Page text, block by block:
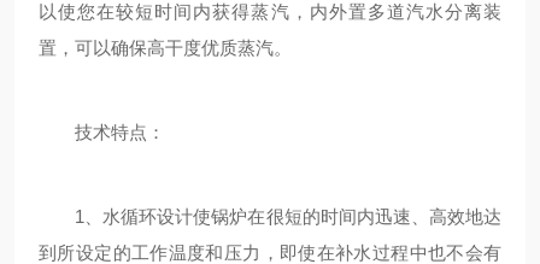
以使您在较短时间内获得蒸汽，内外置多道汽水分离装
置，可以确保高干度优质蒸汽。
技术特点：
1、水循环设计使锅炉在很短的时间内迅速、高效地达
到所设定的工作温度和压力，即使在补水过程中也不会有